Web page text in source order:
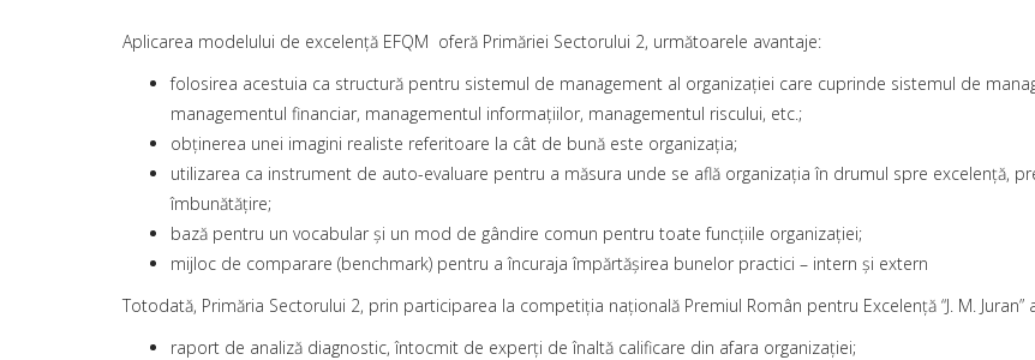
Aplicarea modelului de excelenţă EFQM oferă Primăriei Sectorului 2, următoarele avantaje:
folosirea acestuia ca structură pentru sistemul de management al organizaţiei care cuprinde sistemul de
managementul financiar, managementul informaţiilor, managementul riscului, etc.;
obţinerea unei imagini realiste referitoare la cât de bună este organizaţia;
utilizarea ca instrument de auto-evaluare pentru a măsura unde se află organizaţia în drumul spre excelenţă,
îmbunătăţire;
bază pentru un vocabular şi un mod de gândire comun pentru toate funcţiile organizaţiei;
mijloc de comparare (benchmark) pentru a încuraja împărtăşirea bunelor practici – intern şi extern
Totodată, Primăria Sectorului 2, prin participarea la competiţia naţională Premiul Român pentru Excelenţă “J. M.
raport de analiză diagnostic, întocmit de experţi de înaltă calificare din afara organizaţiei;